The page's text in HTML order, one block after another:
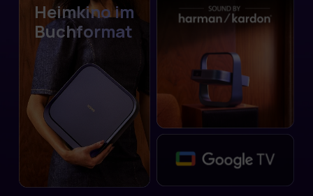
Heimkino im
Buchformat